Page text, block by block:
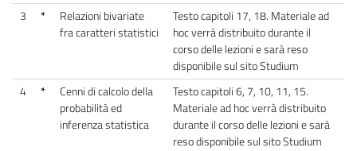
3
*
Relazioni bivariate
fra caratteri statistici
Testo capitoli 17, 18. Materiale ad
hoc verrà distribuito durante il
corso delle lezioni e sarà reso
disponibile sul sito Studium
4
*
Cenni di calcolo della
probabilità ed
inferenza statistica
Testo capitoli 6, 7, 10, 11, 15.
Materiale ad hoc verrà distribuito
durante il corso delle lezioni e sarà
reso disponibile sul sito Studium